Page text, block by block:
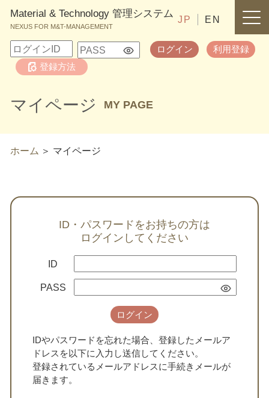
Material & Technology 管理システム
NEXUS FOR M&T-MANAGEMENT
ログイン
利用登録
登録方法
JP EN
マイページ MY PAGE
ホーム マイページ
ID・パスワードをお持ちの方は
ログインしてください
ID
PASS
ログイン
IDやパスワードを忘れた場合、登録したメールア
ドレスを以下に入力し送信してください。
登録されているメールアドレスに手続きメールが
届きます。